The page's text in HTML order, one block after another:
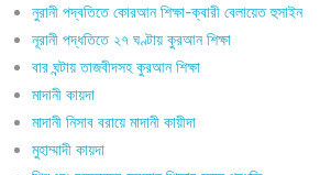
নুরানী পদ্বতিতে কোরআন শিক্ষা-ক্বারী বেলায়েত হুসাইন
নূরানী পদ্ধতিতে ২৭ ঘণ্টায় কুরআন শিক্ষা
বার ঘন্টায় তাজবীদসহ কুরআন শিক্ষা
মাদানী কায়দা
মাদানী নিসাব বরায়ে মাদানী কায়ীদা
মুহাম্মাদী কায়দা